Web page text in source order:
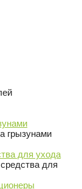
грызунами
для ухода
для